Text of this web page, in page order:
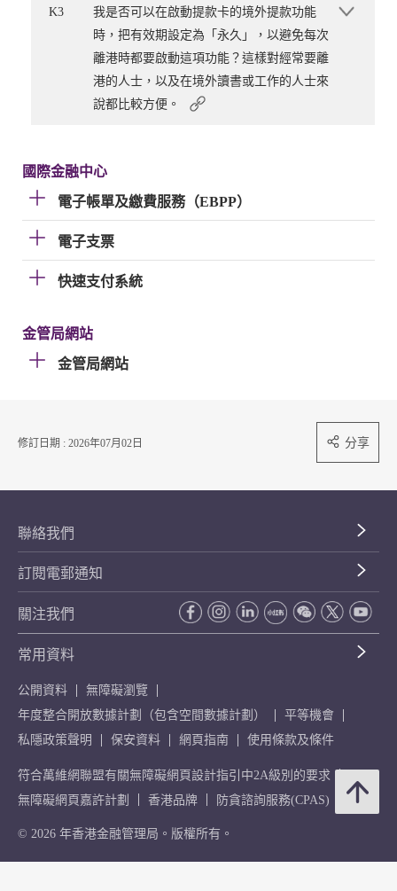
K3
我是否可以在啟動提款卡的境外提款功能
時，把有效期設定為「永久」，以避免每次
離港時都要啟動這項功能？這樣對經常要離
港的人士，以及在境外讀書或工作的人士來
說都比較方便。
國際金融中心
電子帳單及繳費服務（EBPP）
電子支票
快速支付系統
金管局網站
金管局網站
修訂日期 : 2026年07月02日 分享
聯絡我們
訂閱電郵通知
關注我們
常用資料
公開資料
無障礙瀏覽
年度整合開放數據計劃（包含空間數據計劃）
平等機會
私隱政策聲明
保安資料 網頁指南 使用條款及條件
符合萬維網聯盟有關無障礙網頁設計指引中2A級別的要求
無障礙網頁嘉許計劃
香港品牌 防貪諮詢服務(CPAS)
© 2026 年香港金融管理局。版權所有。